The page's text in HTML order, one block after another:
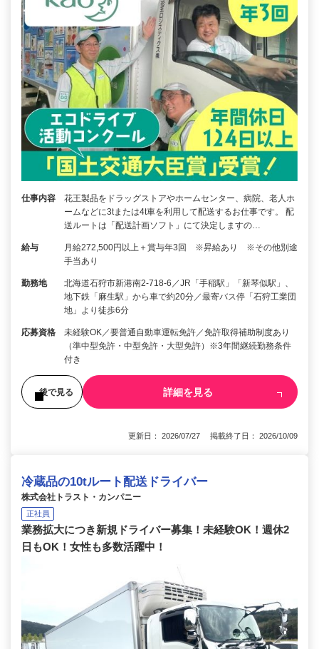
仕事内容
花王製品をドラッグストアやホームセンター、病院、老人ホ
ームなどに3tまたは4t車を利用して配送するお仕事です。 配
送ルートは「配送計画ソフト」にて決定しますの…
給与
月給272,500円以上＋賞与年3回 ※昇給あり ※その他別途
手当あり
勤務地
北海道石狩市新港南2-718-6／JR「手稲駅」「新琴似駅」、
地下鉄「麻生駅」から車で約20分／最寄バス停「石狩工業団
地」より徒歩6分
応募資格
未経験OK／要普通自動車運転免許／免許取得補助制度あり
（準中型免許・中型免許・大型免許）※3年間継続勤務条件
付き
後で見る 詳細を見る
更新日： 2026/07/27 掲載終了日： 2026/10/09
冷蔵品の10tルート配送ドライバー
株式会社トラスト・カンパニー
正社員
業務拡大につき新規ドライバー募集！未経験OK！週休2
日もOK！女性も多数活躍中！